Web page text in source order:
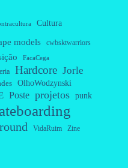
Cultura
models cwbsktwarriors
FacaCega
Hardcore Jorle
OlhoWodzynski
Poste projetos punk
VidaRuim Zine